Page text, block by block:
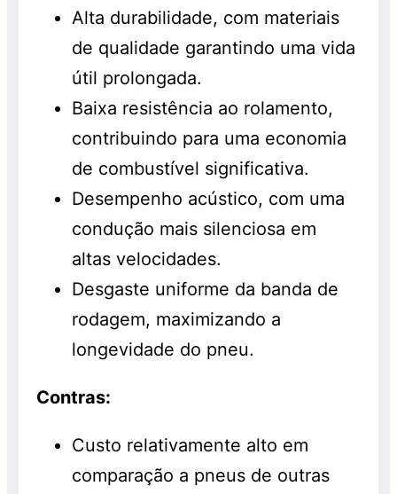
Alta durabilidade, com materiais
de qualidade garantindo uma vida
útil prolongada.
Baixa resistência ao rolamento,
contribuindo para uma economia
de combustível significativa.
Desempenho acústico, com uma
condução mais silenciosa em
altas velocidades.
Desgaste uniforme da banda de
rodagem, maximizando a
longevidade do pneu.
Contras:
Custo relativamente alto em
comparação a pneus de outras